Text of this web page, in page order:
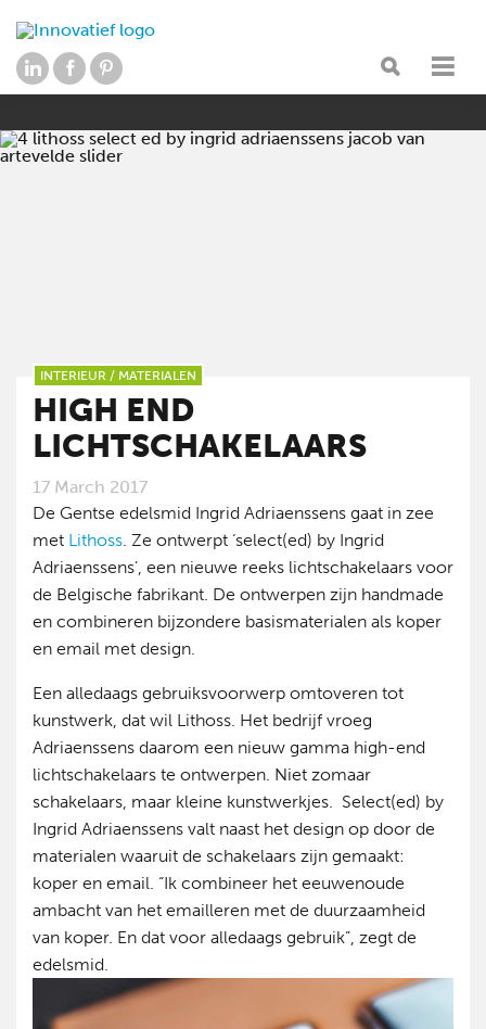
INTERIEUR / MATERIALEN
HIGH END
LICHTSCHAKELAARS
17 March 2017
De Gentse edelsmid Ingrid Adriaenssens gaat in zee
met Lithoss. Ze ontwerpt ‘select(ed) by Ingrid
Adriaenssens’, een nieuwe reeks lichtschakelaars voor
de Belgische fabrikant. De ontwerpen zijn handmade
en combineren bijzondere basismaterialen als koper
en email met design.
Een alledaags gebruiksvoorwerp omtoveren tot
kunstwerk, dat wil Lithoss. Het bedrijf vroeg
Adriaenssens daarom een nieuw gamma high-end
lichtschakelaars te ontwerpen. Niet zomaar
schakelaars, maar kleine kunstwerkjes. Select(ed) by
Ingrid Adriaenssens valt naast het design op door de
materialen waaruit de schakelaars zijn gemaakt:
koper en email. “Ik combineer het eeuwenoude
ambacht van het emailleren met de duurzaamheid
van koper. En dat voor alledaags gebruik”, zegt de
edelsmid.